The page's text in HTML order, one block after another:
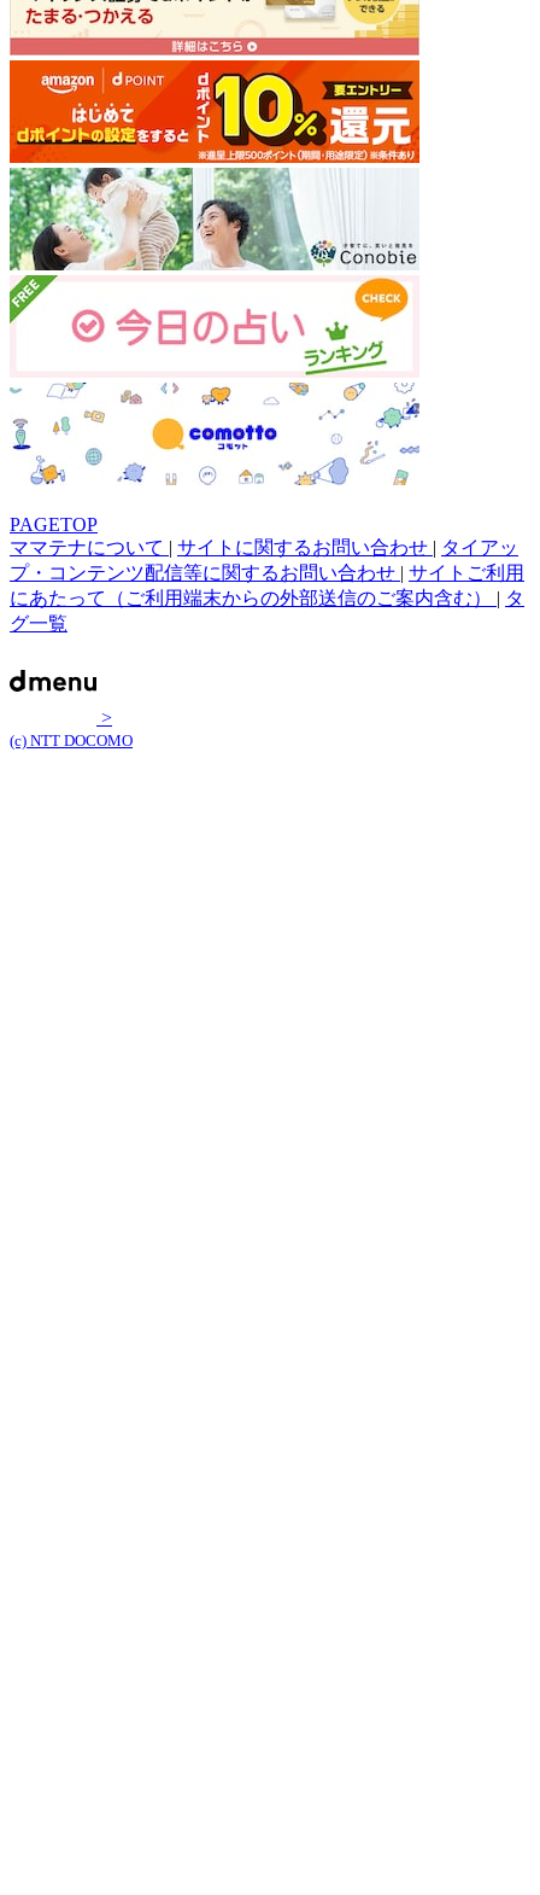
PAGETOP
ママテナについて | サイトに関するお問い合わせ | タイアッ
プ・コンテンツ配信等に関するお問い合わせ | サイトご利用
にあたって（ご利用端末からの外部送信のご案内含む） | タ
グ一覧
>
(c) NTT DOCOMO